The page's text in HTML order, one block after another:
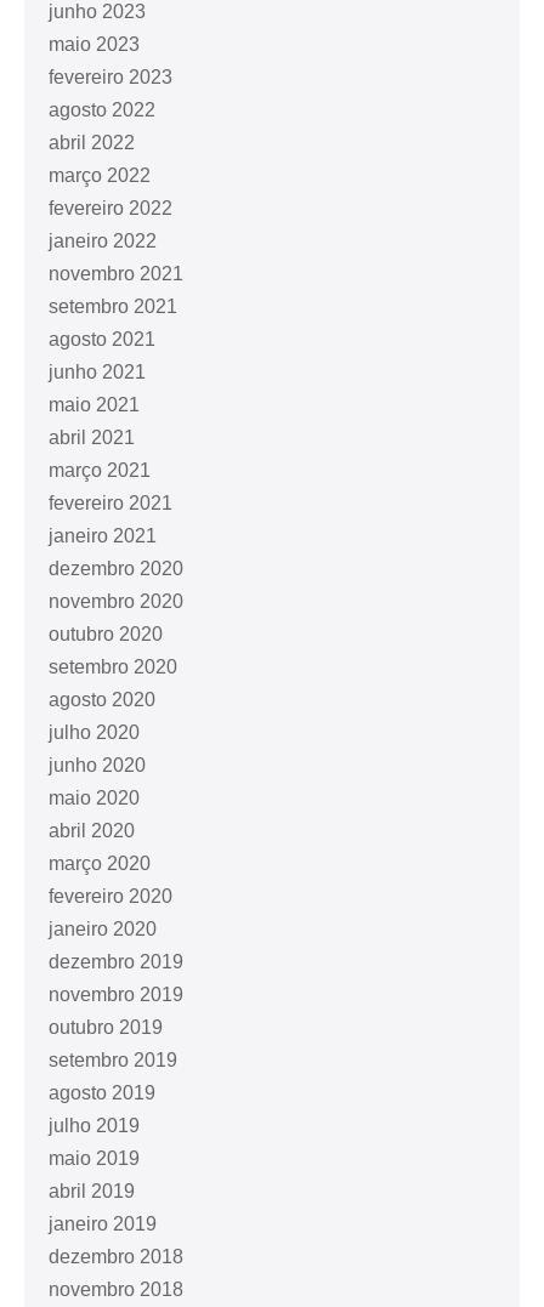
junho 2023
maio 2023
fevereiro 2023
agosto 2022
abril 2022
março 2022
fevereiro 2022
janeiro 2022
novembro 2021
setembro 2021
agosto 2021
junho 2021
maio 2021
abril 2021
março 2021
fevereiro 2021
janeiro 2021
dezembro 2020
novembro 2020
outubro 2020
setembro 2020
agosto 2020
julho 2020
junho 2020
maio 2020
abril 2020
março 2020
fevereiro 2020
janeiro 2020
dezembro 2019
novembro 2019
outubro 2019
setembro 2019
agosto 2019
julho 2019
maio 2019
abril 2019
janeiro 2019
dezembro 2018
novembro 2018